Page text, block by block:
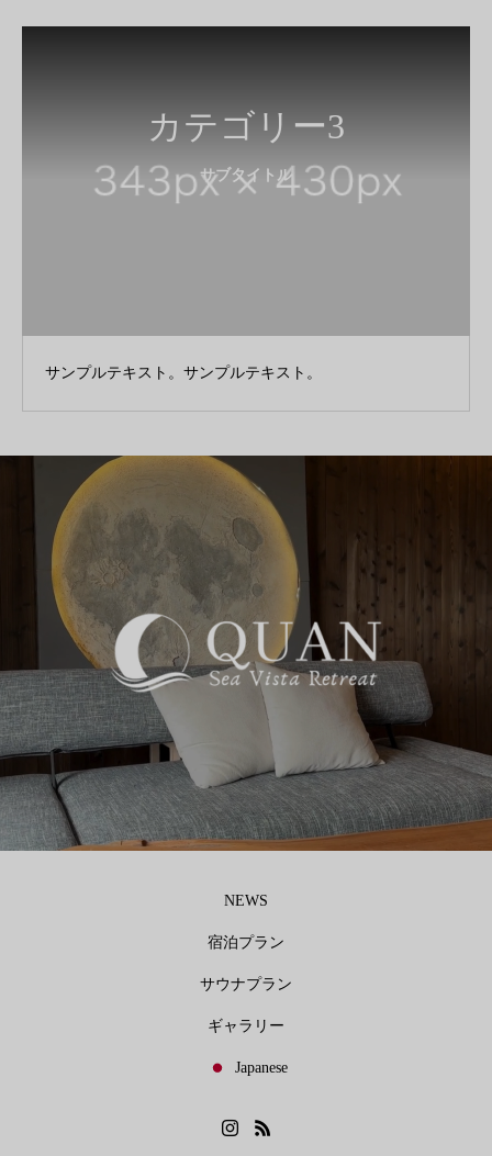
カテゴリー3
サブタイトル
サンプルテキスト。サンプルテキスト。
NEWS
宿泊プラン
サウナプラン
ギャラリー
Japanese